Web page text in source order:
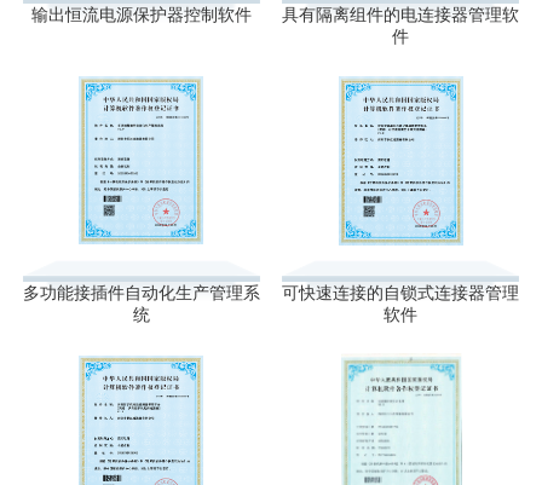
输出恒流电源保护器控制软件
具有隔离组件的电连接器管理软
件
多功能接插件自动化生产管理系
统
可快速连接的自锁式连接器管理
软件